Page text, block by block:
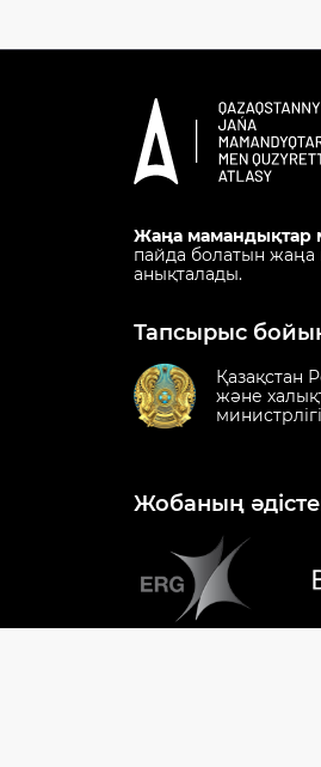
Жаңа мамандықтар
пайда болатын
анықталады.
Тапсырыс
Қазақстан
және
министрлігі
Жобаның